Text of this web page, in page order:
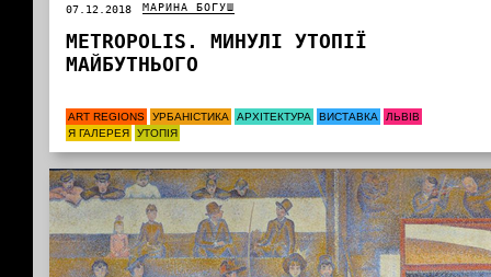
07.12.2018 МАРИНА БОГУШ
METROPOLIS. МИНУЛІ УТОПІЇ
МАЙБУТНЬОГО
ART REGIONS УРБАНІСТИКА АРХІТЕКТУРА ВИСТАВКА
ЛЬВІВ
Я ГАЛЕРЕЯ
УТОПІЯ